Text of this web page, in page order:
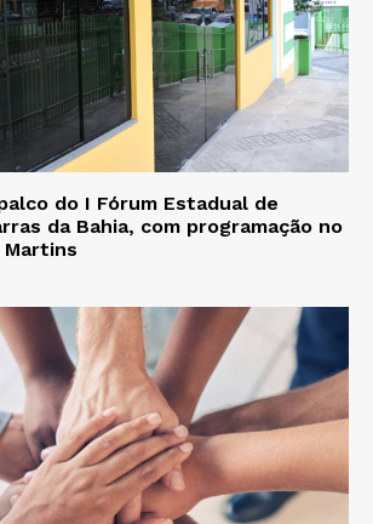
do I Fórum Estadual de
da Bahia, com programação no